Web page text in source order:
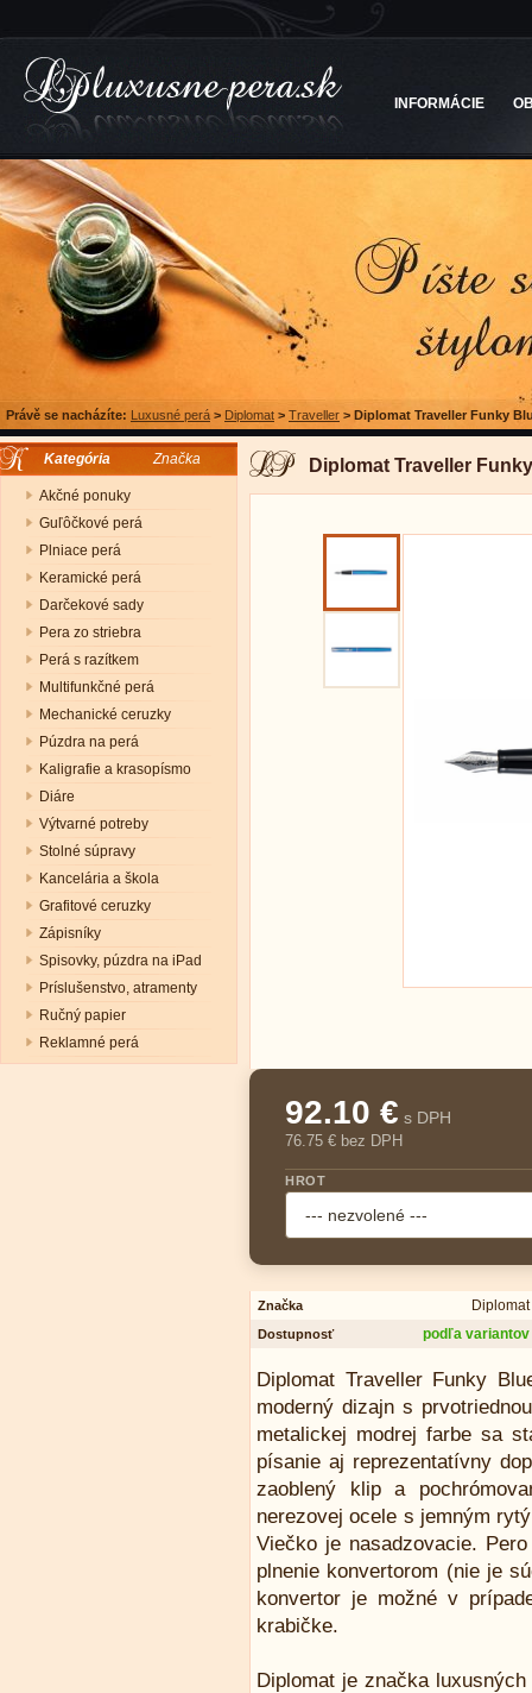
INFORMÁCIE
Právě se nacházíte: Luxusné perá > Diplomat > Traveller > Diplomat Traveller Funky
Kategória Značka
Akčné ponuky
Guľôčkové perá
Plniace perá
Keramické perá
Darčekové sady
Pera zo striebra
Perá s razítkem
Multifunkčné perá
Mechanické ceruzky
Púzdra na perá
Kaligrafie a krasopísmo
Diáre
Výtvarné potreby
Stolné súpravy
Kancelária a škola
Grafitové ceruzky
Zápisníky
Spisovky, púzdra na iPad
Príslušenstvo, atramenty
Ručný papier
Reklamné perá
Diplomat Traveller
92.10 € s DPH
76.75 € bez DPH
HROT
Značka Diplomat
Dostupnosť podľa variantov
Diplomat Traveller Funky
moderný dizajn s
metalickej modrej farbe sa
písanie aj reprezentatívny
zaoblený klip a
nerezovej ocele s jemným
Viečko je nasadzovacie.
plnenie konvertorom (nie je
konvertor je možné v
krabičke.
Diplomat je značka